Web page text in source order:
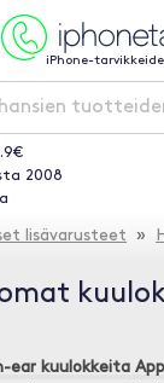
iPhone-
2008
lisävarusteet »
ear kuulokkeita